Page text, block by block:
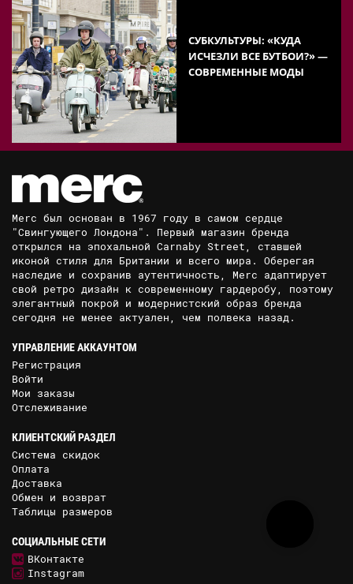
СУБКУЛЬТУРЫ: «КУДА
ИСЧЕЗЛИ ВСЕ БУТБОИ?» —
СОВРЕМЕННЫЕ МОДЫ
Merc был основан в 1967 году в самом сердце
"Свингующего Лондона". Первый магазин бренда
открылся на эпохальной Carnaby Street, ставшей
иконой стиля для Британии и всего мира. Оберегая
наследие и сохранив аутентичность, Merc адаптирует
свой ретро дизайн к современному гардеробу, поэтому
элегантный покрой и модернистский образ бренда
сегодня не менее актуален, чем полвека назад.
УПРАВЛЕНИЕ АККАУНТОМ
Регистрация
Войти
Мои заказы
Отслеживание
КЛИЕНТСКИЙ РАЗДЕЛ
Система скидок
Оплата
Доставка
Обмен и возврат
Таблицы размеров
СОЦИАЛЬНЫЕ СЕТИ
ВКонтакте
Instagram